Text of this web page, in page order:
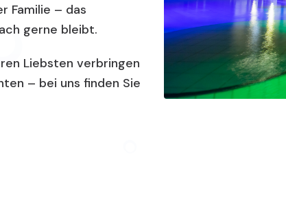
Familie – das
gerne bleibt.
Liebsten verbringen
– bei uns finden Sie